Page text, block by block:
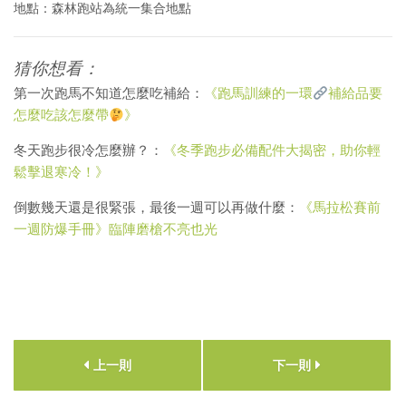
地點：森林跑站為統一集合地點
猜你想看：
第一次跑馬不知道怎麼吃補給： 《跑馬訓練的一環
補給品要
怎麼吃該怎麼帶
》
冬天跑步很冷怎麼辦？：
《冬季跑步必備配件大揭密，助你輕
鬆擊退寒冷！》
倒數幾天還是很緊張，最後一週可以再做什麼：
《馬拉松賽前
一週防爆手冊》臨陣磨槍不亮也光
上一則 下一則